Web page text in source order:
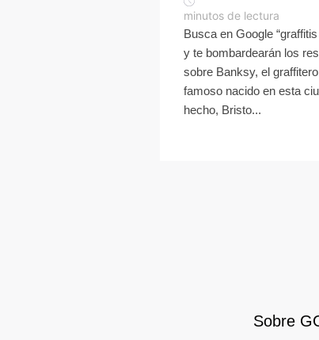
minutos de lectura
Busca en Google
y te bombardearán los
sobre Banksy, el
famoso nacido en esta
hecho, Bristo...
Sobre